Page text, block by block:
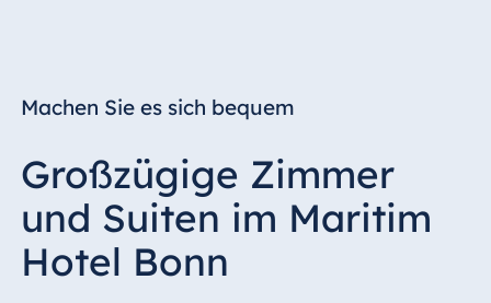
Machen Sie es sich bequem
Großzügige Zimmer
und Suiten im Maritim
Hotel Bonn